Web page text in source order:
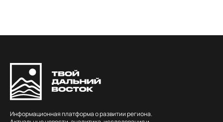
Информационная платформа о развитии региона.